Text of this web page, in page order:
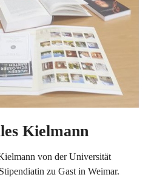
Kielmann
von der Universität
zu Gast in Weimar.